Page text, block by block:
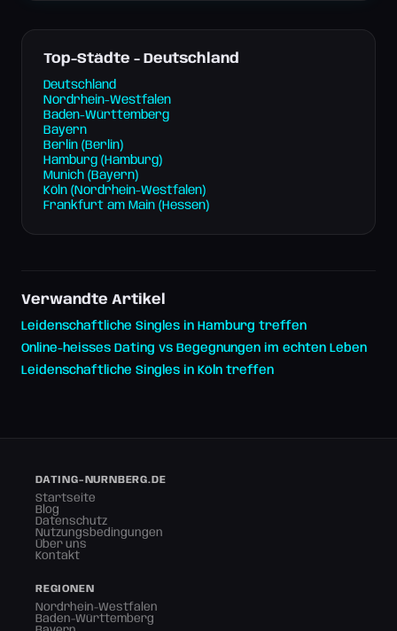
Top-Städte - Deutschland
Deutschland
Nordrhein-Westfalen
Baden-Württemberg
Bayern
Berlin (Berlin)
Hamburg (Hamburg)
Munich (Bayern)
Köln (Nordrhein-Westfalen)
Frankfurt am Main (Hessen)
Verwandte Artikel
Leidenschaftliche Singles in Hamburg treffen
Online-heisses Dating vs Begegnungen im echten Leben
Leidenschaftliche Singles in Köln treffen
DATING-NURNBERG.DE
Startseite
Blog
Datenschutz
Nutzungsbedingungen
Über uns
Kontakt
REGIONEN
Nordrhein-Westfalen
Baden-Württemberg